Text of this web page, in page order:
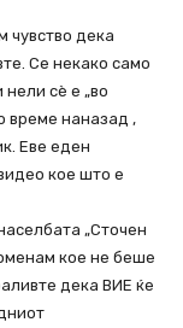
чувство дека
Се некако само
нели сѐ е „во
време наназад ,
Еве еден
кое што е
„Сточен
кое не беше
дека ВИЕ ќе